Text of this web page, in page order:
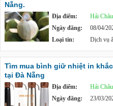
Nẵng.
Địa điểm:
Hải
Ngày đăng:
08/04/
Loại tin:
Dịch vụ
Tìm mua bình giữ nhiệt in
tại Đà Nẵng
Địa điểm:
Hải
Ngày đăng:
23/03/